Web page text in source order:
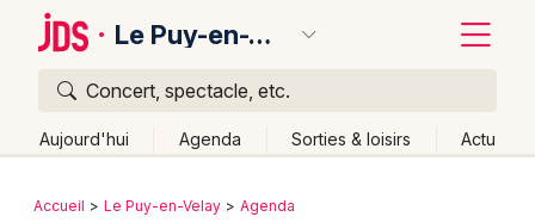
Le Puy-en-Velay
Concert, spectacle, etc.
Aujourd'hui Agenda Sorties & loisirs Actu
Publier un événement
Retour
Accueil Le Puy-en-Velay Agenda
Quoi ?
Où ?